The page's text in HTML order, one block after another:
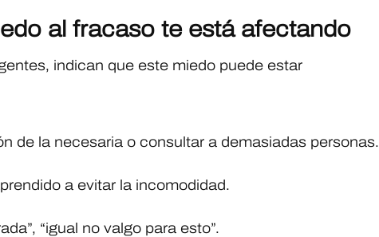
al fracaso te está afectando
indican que este miedo puede estar
de la necesaria o consultar a demasiadas personas.
a evitar la incomodidad.
“igual no valgo para esto”.